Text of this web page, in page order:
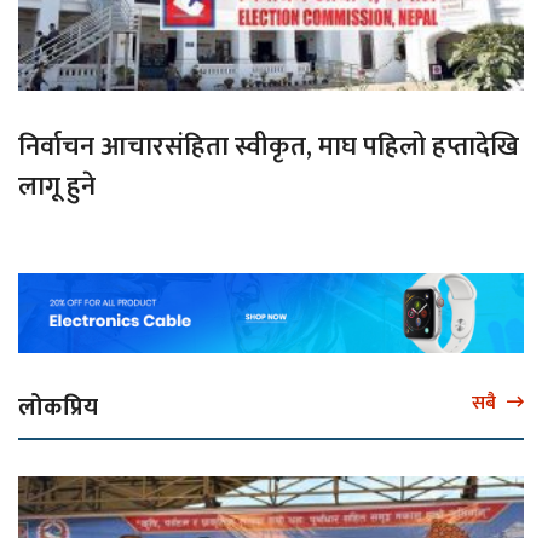
निर्वाचन आचारसंहिता स्वीकृत, माघ पहिलो हप्तादेखि
लागू हुने
लोकप्रिय सबै